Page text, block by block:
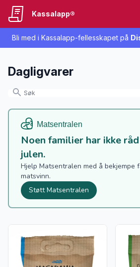
Bli med i Kassalapp-fellesskapet på
Kassalapp®
Dagligvarer
Noen familier har ikke
julen.
Hjelp Matsentralen med å bekjempe
matsvinn.
Støtt Matsentralen